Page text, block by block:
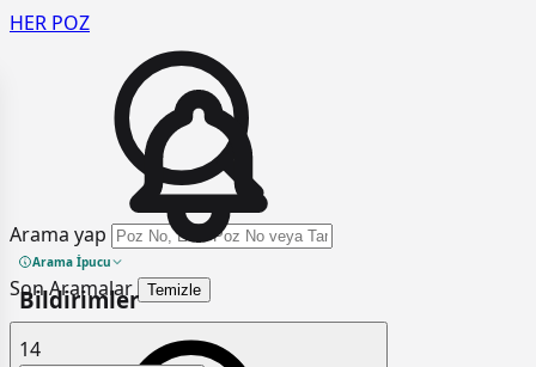
HER POZ
Arama yap
Arama İpucu
Son Aramalar Temizle
Bildirimler
14